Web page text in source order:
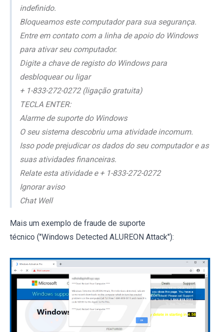
indefinido.
Bloqueamos este computador para sua segurança.
Entre em contato com a linha de apoio do Windows
para ativar seu computador.
Digite a chave de registo do Windows para
desbloquear ou ligar
+ 1-833-272-0272 (ligação gratuita)
TECLA ENTER:
Alarme de suporte do Windows
O seu sistema descobriu uma atividade incomum.
Isso pode prejudicar os dados do seu computador e as
suas atividades financeiras.
Relate esta atividade e + 1-833-272-0272
Ignorar aviso
Chat Well
Mais um exemplo de fraude de suporte
técnico ("Windows Detected ALUREON Attack"):